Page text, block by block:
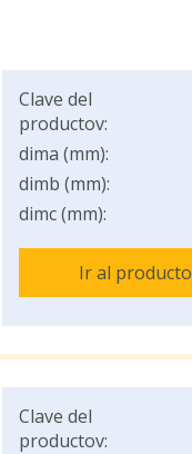
Clave del
productov:
dima (mm):
dimb (mm):
dimc (mm):
Ir al producto
Clave del
productov: